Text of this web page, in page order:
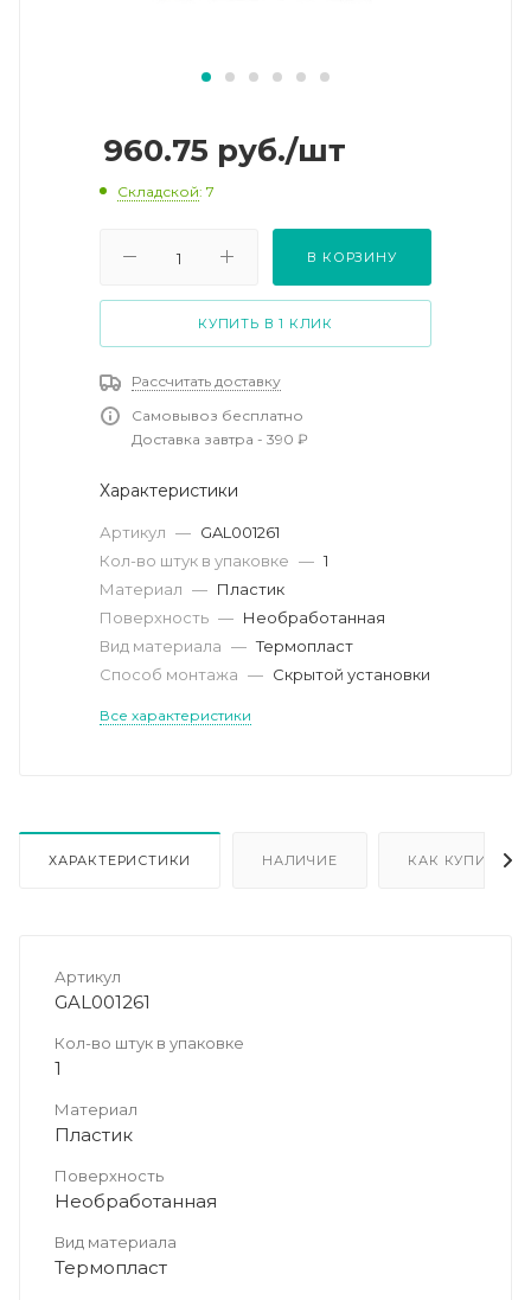
960.75 руб./шт
Складской: 7
В КОРЗИНУ
КУПИТЬ В 1 КЛИК
Рассчитать доставку
Самовывоз бесплатно
Доставка завтра - 390 ₽
Характеристики
Артикул — GAL001261
Кол-во штук в упаковке — 1
Материал — Пластик
Поверхность — Необработанная
Вид материала — Термопласт
Способ монтажа — Скрытой установки
Все характеристики
ХАРАКТЕРИСТИКИ НАЛИЧИЕ КАК КУПИТЬ
Артикул
GAL001261
Кол-во штук в упаковке
1
Материал
Пластик
Поверхность
Необработанная
Вид материала
Термопласт